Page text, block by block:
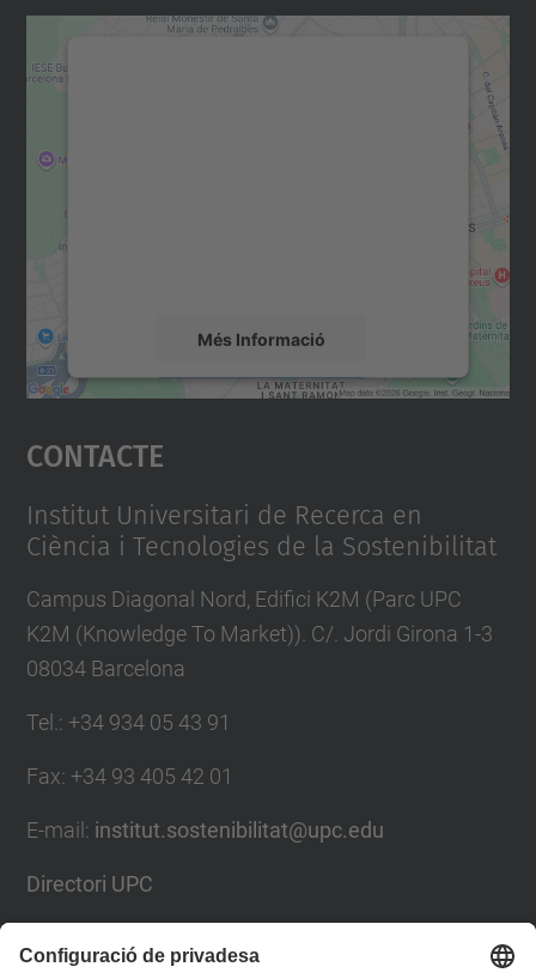
Més Informació
Accepta
powered by
Contacte
Institut Universitari de Recerca en
Ciència i Tecnologies de la Sostenibilitat
Campus Diagonal Nord, Edifici K2M (Parc UPC
K2M (Knowledge To Market)). C/. Jordi Girona 1-3
08034 Barcelona
Tel. : +34 934 05 43 91
Fax: +34 93 405 42 01
E-mail : institut.sostenibilitat@upc.edu
Directori UPC